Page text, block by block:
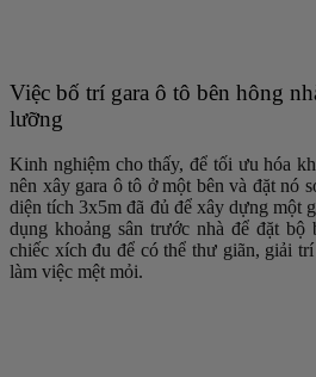
Việc bố trí gara ô tô bên hông
lưỡng
Kinh nghiệm cho thấy, để tối ưu hóa
nên xây gara ô tô ở một bên và đặt nó
diện tích 3x5m đã đủ để xây dựng một
dụng khoảng sân trước nhà để đặt bộ
chiếc xích đu để có thể thư giãn, giải
làm việc mệt mỏi.